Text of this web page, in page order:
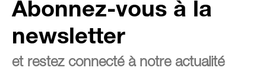
Abonnez-vous à la
newsletter
et restez connecté à notre actualité